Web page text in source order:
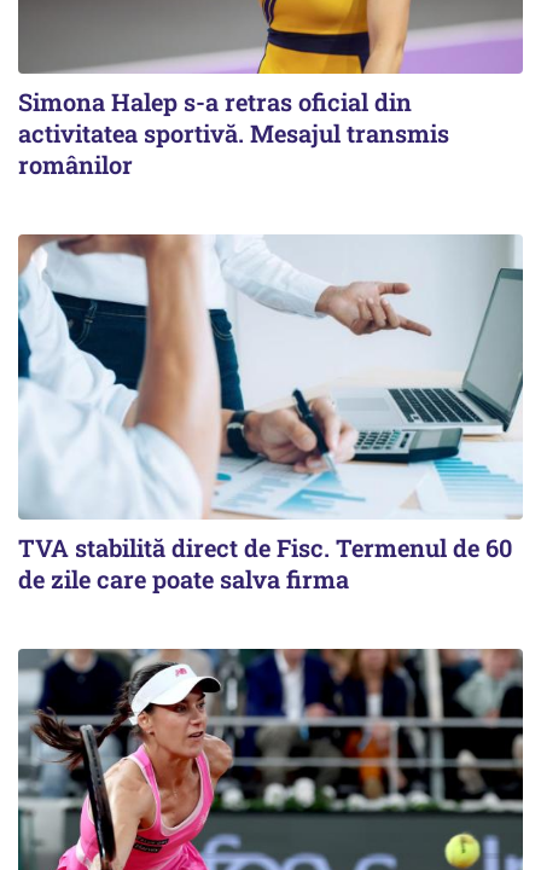
Simona Halep s-a retras oficial din
activitatea sportivă. Mesajul transmis
românilor
TVA stabilită direct de Fisc. Termenul de 60
de zile care poate salva firma